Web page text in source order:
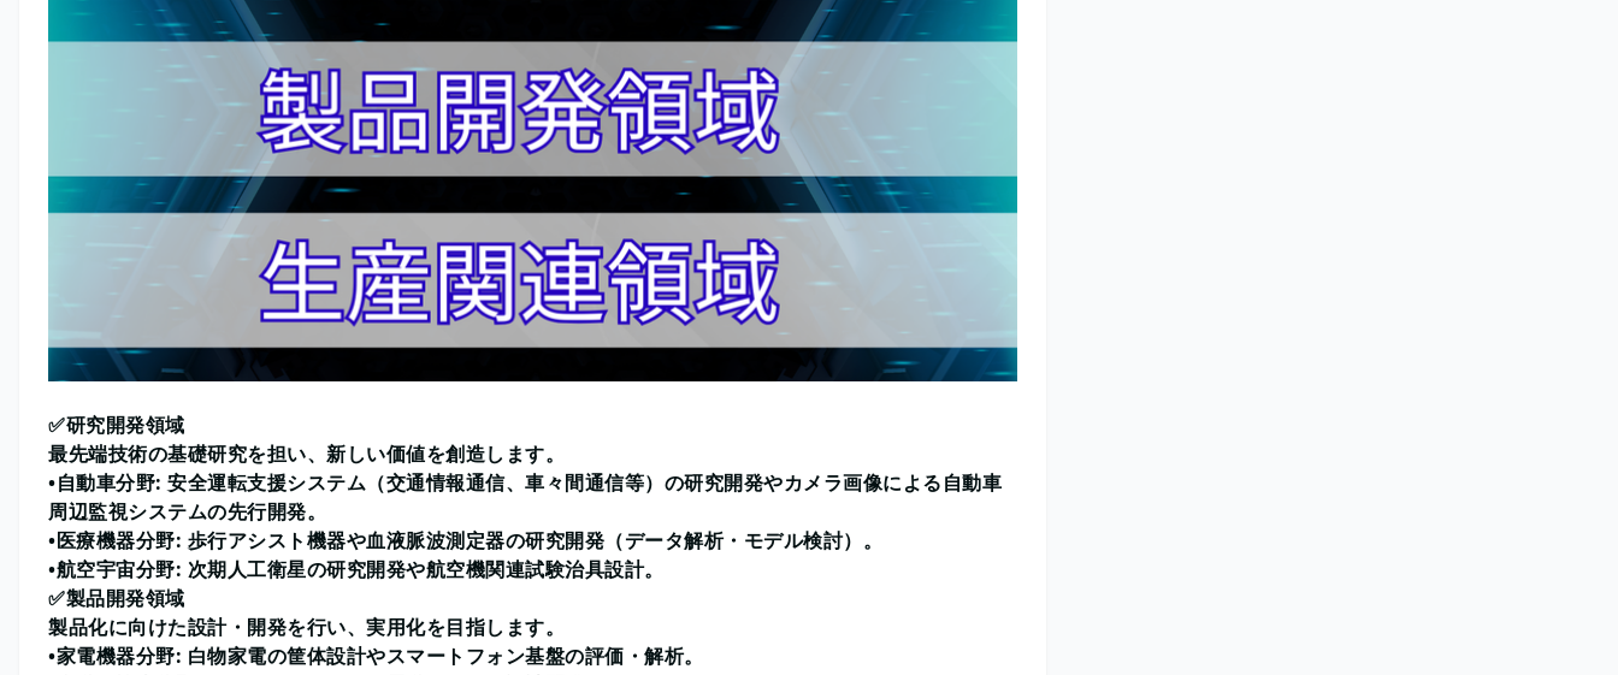
✅研究開発領域
最先端技術の基礎研究を担い、新しい価値を創造します。
•自動車分野: 安全運転支援システム（交通情報通信、車々間通信等）の研究開発やカメラ画像による自動車
周辺監視システムの先行開発。
•医療機器分野: 歩行アシスト機器や血液脈波測定器の研究開発（データ解析・モデル検討）。
•航空宇宙分野: 次期人工衛星の研究開発や航空機関連試験治具設計。
✅製品開発領域
製品化に向けた設計・開発を行い、実用化を目指します。
•家電機器分野: 白物家電の筐体設計やスマートフォン基盤の評価・解析。